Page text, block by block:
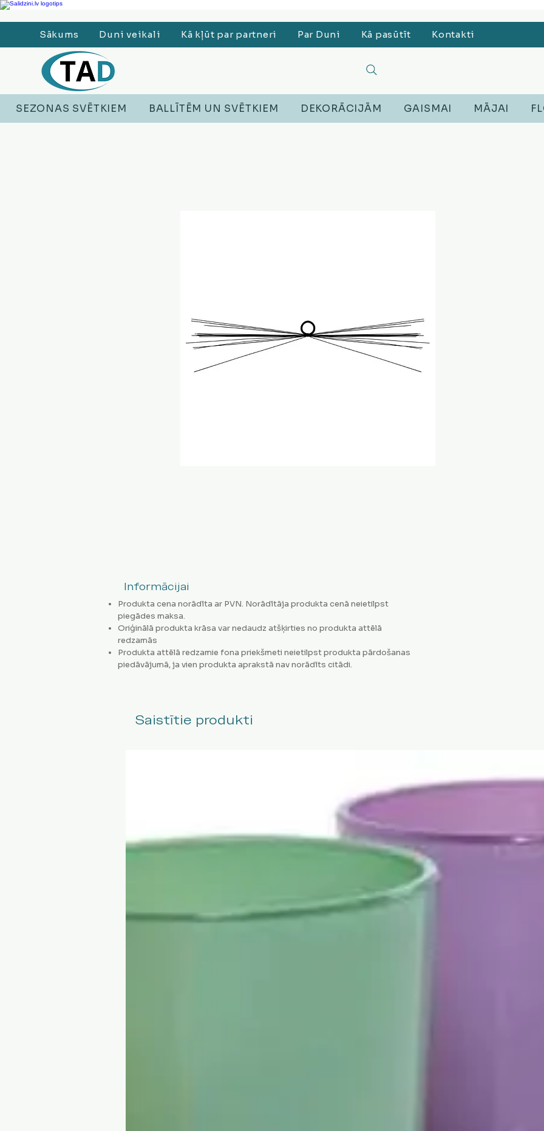
Ledusskapji, Sadzīves tehnika, Smaržas, Operatīvā atmiņa, Putekļu sūcēji, Lego, Austiņas
Sākums Duni veikali Kā kļūt par partneri Par Duni Kā pasūtīt Kontakti
SEZONAS SVĒTKIEM BALLĪTĒM UN SVĒTKIEM DEKORĀCIJĀM GAISMAI MĀJAI
Informācijai
Produkta cena norādīta ar PVN. Norādītāja produkta cenā neietilpst
piegādes maksa.
Oriģinālā produkta krāsa var nedaudz atšķirties no produkta attēlā
redzamās
Produkta attēlā redzamie fona priekšmeti neietilpst produkta pārdošanas
piedāvājumā, ja vien produkta aprakstā nav norādīts citādi.
Saistītie produkti